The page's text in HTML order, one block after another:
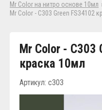
Mr Color на нитро основе 10мл
Mr Color - C303 Green FS34102
Mr Color - C303
краска 10мл
Артикул: c303